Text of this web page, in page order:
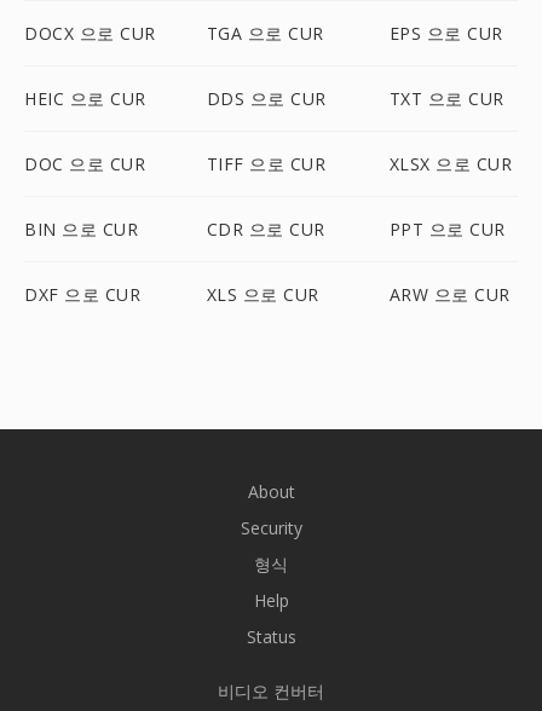
DOCX 으로 CUR TGA 으로 CUR EPS 으로 CUR
HEIC 으로 CUR DDS 으로 CUR TXT 으로 CUR
DOC 으로 CUR TIFF 으로 CUR XLSX 으로 CUR
BIN 으로 CUR CDR 으로 CUR PPT 으로 CUR
DXF 으로 CUR XLS 으로 CUR ARW 으로 CUR
About
Security
형식
Help
Status
비디오 컨버터